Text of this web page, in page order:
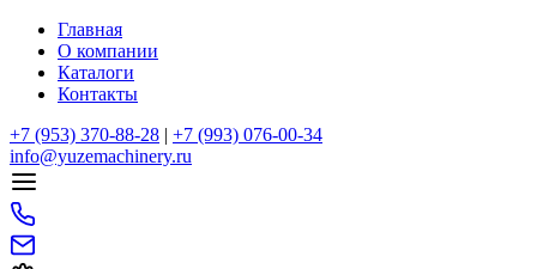
Главная
О компании
Каталоги
Контакты
+7 (953) 370-88-28 | +7 (993) 076-00-34
info@yuzemachinery.ru